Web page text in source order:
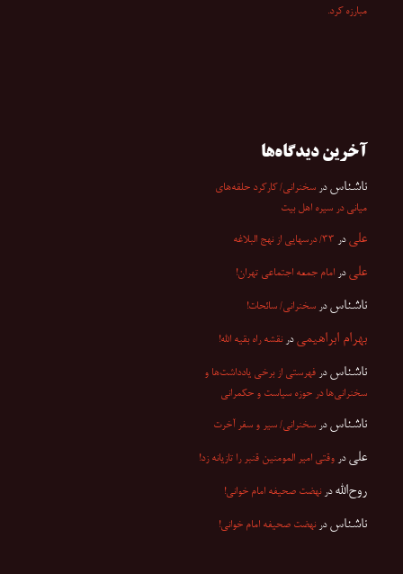
مبارزه کرد.
آخرین دیدگاه‌ها
ناشناس در سخنرانی/ کارکرد حلقه‌های
میانی در سیره اهل بیت
علی در ۳۳/ درسهایی از نهج البلاغه
علی در امام جمعه اجتماعی تهران!
ناشناس در سخنرانی/ سائحات!
بهرام ابراهیمی درنقشه راه بقیه الله!
ناشناس در فهرستی از برخی یادداشت‌ها و
سخنرانی‌ها در حوزه سیاست و حکمرانی
ناشناس در سخنرانی/ سیر و سفر آخرت
علی در وقتی امیر المومنین قنبر را تازیانه زد!
روح‌الله درنهضت صحیفه امام خوانی!
ناشناس درنهضت صحیفه امام خوانی!